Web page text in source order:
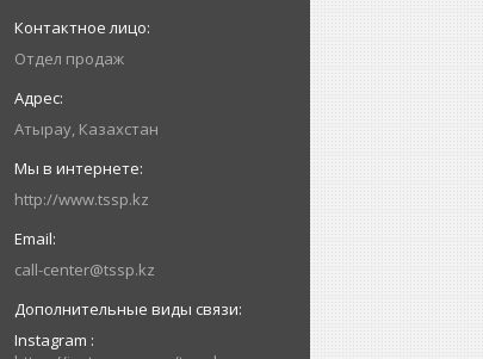
Отдел продаж
Атырау, Казахстан
http://www.tssp.kz
call-center@tssp.kz
Instagram